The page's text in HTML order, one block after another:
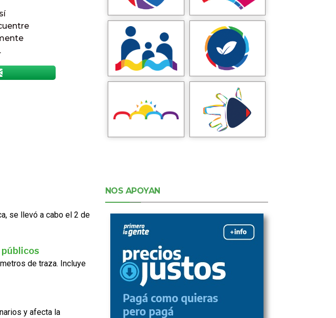
se llevó a cabo el 2 de
públicos
de traza. Incluye
y afecta la
NOS APOYAN